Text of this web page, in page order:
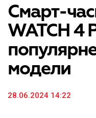
Смарт-
WATCH 4
модели
28.06.2024 14:22